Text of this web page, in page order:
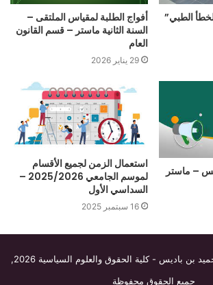
الطبي”
أفواج الطلبة لمقياس الملتقى –
السنة الثانية ماستر – قسم القانون
العام
29 يناير 2026
– ماستر
استعمال الزمن لجميع الأقسام
لموسم الجامعي 2025/2026 –
السداسي الأول
16 سبتمبر 2025
بن باديس - كلية الحقوق والعلوم السياسية
2026,
جميع الحقوق محفوظة